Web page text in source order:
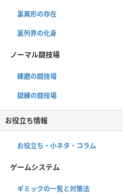
裏異形の存在
裏列界の化身
ノーマル闘技場
練磨の闘技場
獄練の闘技場
お役立ち情報
お役立ち・小ネタ・コラム
ゲームシステム
ギミックの一覧と対策法